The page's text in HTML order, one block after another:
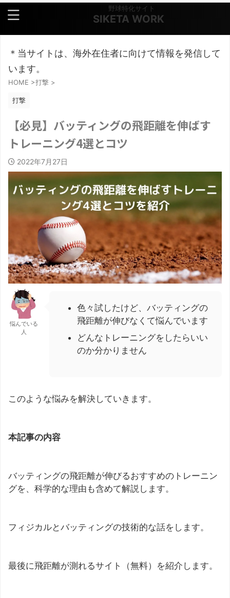
野球特化サイト
SIKETA WORK
＊当サイトは、海外在住者に向けて情報を発信して
います。
HOME >打撃 >
打撃
【必見】バッティングの飛距離を伸ばす
トレーニング4選とコツ
2022年7月27日
悩んでいる
人
色々試したけど、バッティングの
飛距離が伸びなくて悩んでいます
どんなトレーニングをしたらいい
のか分かりません
このような悩みを解決していきます。
本記事の内容
バッティングの飛距離が伸びるおすすめのトレーニン
グを、科学的な理由も含めて解説します。
フィジカルとバッティングの技術的な話をします。
最後に飛距離が測れるサイト（無料）を紹介します。